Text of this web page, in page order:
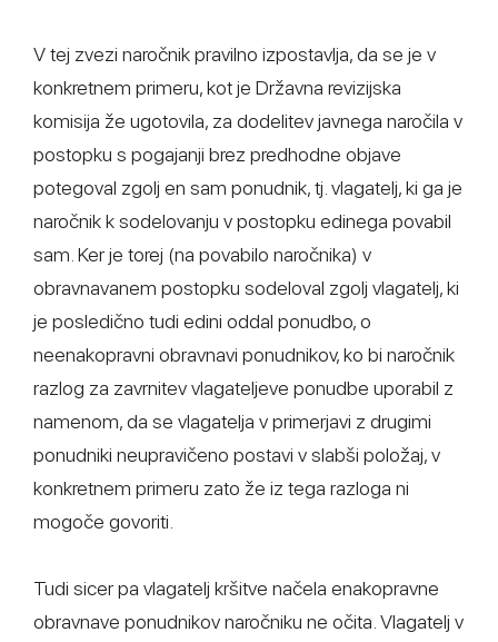
V tej zvezi naročnik pravilno izpostavlja, da se je v
konkretnem primeru, kot je Državna revizijska
komisija že ugotovila, za dodelitev javnega naročila v
postopku s pogajanji brez predhodne objave
potegoval zgolj en sam ponudnik, tj. vlagatelj, ki ga je
naročnik k sodelovanju v postopku edinega povabil
sam. Ker je torej (na povabilo naročnika) v
obravnavanem postopku sodeloval zgolj vlagatelj, ki
je posledično tudi edini oddal ponudbo, o
neenakopravni obravnavi ponudnikov, ko bi naročnik
razlog za zavrnitev vlagateljeve ponudbe uporabil z
namenom, da se vlagatelja v primerjavi z drugimi
ponudniki neupravičeno postavi v slabši položaj, v
konkretnem primeru zato že iz tega razloga ni
mogoče govoriti.
Tudi sicer pa vlagatelj kršitve načela enakopravne
obravnave ponudnikov naročniku ne očita. Vlagatelj v